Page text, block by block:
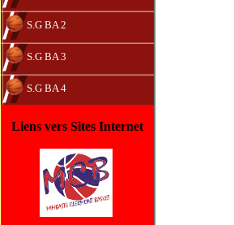
S.G BA 2
S.G BA 3
S.G BA 4
Liens vers Sites Internet